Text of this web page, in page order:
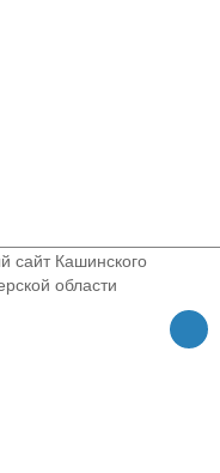
Кашинского
области